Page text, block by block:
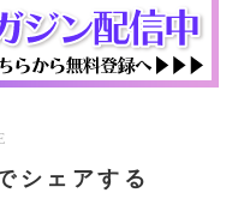
シェアする